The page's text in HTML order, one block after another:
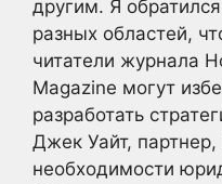
другим. Я
разных областей,
читатели журнала
Magazine могут
разработать
Джек Уайт, партнер,
необходимости